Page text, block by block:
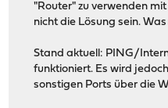
"Router" zu verwenden
nicht die Lösung sein.
Stand aktuell: PING/
funktioniert. Es wird
sonstigen Ports über die